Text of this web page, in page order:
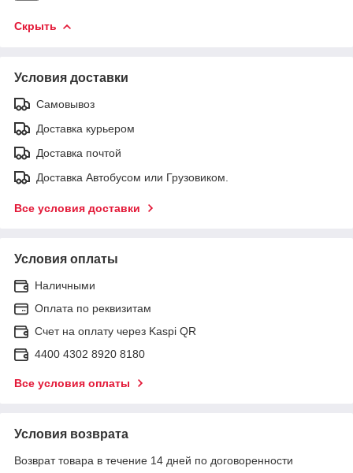
Скрыть
Условия доставки
Самовывоз
Доставка курьером
Доставка почтой
Доставка Автобусом или Грузовиком.
Все условия доставки
Условия оплаты
Наличными
Оплата по реквизитам
Счет на оплату через Kaspi QR
4400 4302 8920 8180
Все условия оплаты
Условия возврата
Возврат товара в течение 14 дней по договоренности